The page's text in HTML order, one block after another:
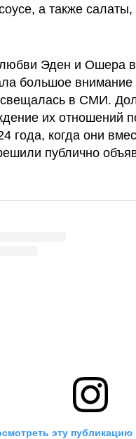
а также
Эден и Ошера
большое внимание
в СМИ.
их отношений
года, когда они
публично
эту публикацию